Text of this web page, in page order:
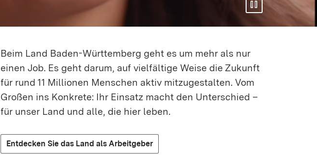
Pausieren
Beim Land Baden-Württemberg geht es um mehr als nur
einen Job. Es geht darum, auf vielfältige Weise die Zukunft
für rund 11 Millionen Menschen aktiv mitzugestalten. Vom
Großen ins Konkrete: Ihr Einsatz macht den Unterschied –
für unser Land und alle, die hier leben.
Entdecken Sie das Land als Arbeitgeber